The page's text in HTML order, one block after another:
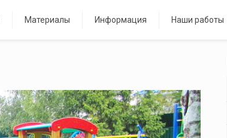
Материалы Информация Наши работы